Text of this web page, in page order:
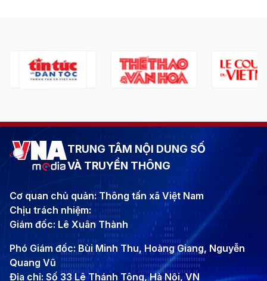
TRUNG TÂM NỘI DUNG SỐ
VÀ TRUYỀN THÔNG
Cơ quan chủ quản: Thông tấn xã Việt Nam
Chịu trách nhiệm:
Giám đốc: Lê Xuân Thành
Phó Giám đốc: Bùi Minh Thu, Hoàng Giang, Nguyễn
Quang Vũ
Địa chỉ: Số 33 Lê Thánh Tông, Hà Nội, VN